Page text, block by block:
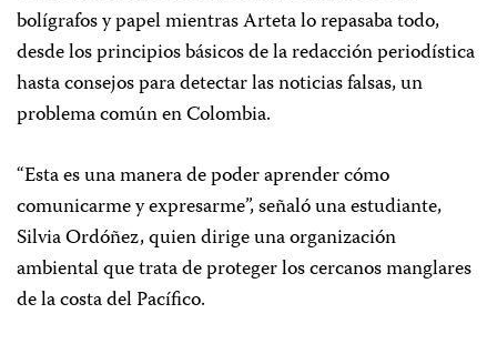
bolígrafos y papel mientras Arteta lo repasaba todo,
desde los principios básicos de la redacción periodística
hasta consejos para detectar las noticias falsas, un
problema común en Colombia.
“Esta es una manera de poder aprender cómo
comunicarme y expresarme”, señaló una estudiante,
Silvia Ordóñez, quien dirige una organización
ambiental que trata de proteger los cercanos manglares
de la costa del Pacífico.